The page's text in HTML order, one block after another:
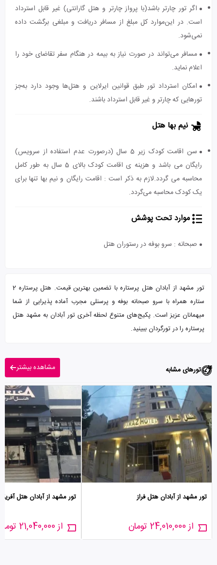
اگر تور چارتر باشد(با پرواز چارتر و هتل گارانتی) غیر قابل استرداد
است. در این‌موارد کل مبلغ از مسافر دریافت و مبلغی برگشت داده
نمی‌شود.
مسافر می‌تواند در صورت نیاز به بیمه در هنگام سفر تقاضای خود را
اعلام نماید.
امکان استرداد تور طبق قوانین ایرلاین و هتل‌ها وجود دارد به‌جز
تورهایی که چارتر و غیر قابل استرداد باشند.
نیم بها هتل
سن اقامت کودک زیر 5 سال (درصورت عدم استفاده از سرویس)
رایگان می باشد و هزینه ی اقامت کودک بالای 5 سال به طور کامل
محاسبه می گردد.لازم به ذکر است : اقامت رایگان و نیم بها تنها برای
یک کودک محاسبه می‌گردد.
موارد تحت پوشش
صبحانه : سرو بوفه در رستوران هتل
تور مشهد از آبادان هتل پرستاره با تضمین بهترین قیمت. هتل پرستاره 2
ستاره همراه با سرو صبحانه بوفه و پرسنلی مجرب آماده پذیرایی از شما
میهمانان عزیز است. پکیج‌های متنوع لحظه آخری تور آبادان به مشهد هتل
پرستاره را در تورگردان ببینید.
تورهای مشابه مشاهده بیشتر
تور مشهد از آبادان هتل فراز
از 24,010,000 تومان
تور مشهد از آبادان هتل آفریقا
از 21,040,000 تومان